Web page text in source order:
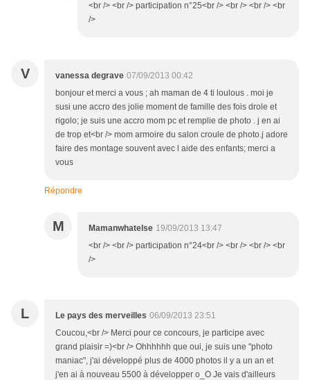
<br /> <br /> participation n°25<br /> <br /> <br /> <br
/>
V vanessa degrave 07/09/2013 00:42
bonjour et merci a vous ; ah maman de 4 ti loulous . moi je
susi une accro des jolie moment de famille des fois drole et
rigolo; je suis une accro mom pc et remplie de photo . j en ai
de trop et<br /> mom armoire du salon croule de photo.j adore
faire des montage souvent avec l aide des enfants; merci a
vous
Répondre
M Mamanwhatelse 19/09/2013 13:47
<br /> <br /> participation n°24<br /> <br /> <br /> <br
/>
L Le pays des merveilles 06/09/2013 23:51
Coucou,<br /> Merci pour ce concours, je participe avec
grand plaisir =)<br /> Ohhhhhh que oui, je suis une "photo
maniac", j'ai développé plus de 4000 photos il y a un an et
j'en ai à nouveau 5500 à développer o_O Je vais d'ailleurs